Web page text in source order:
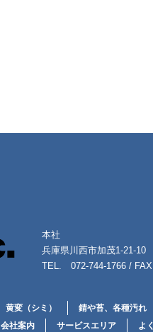
黄変（シミ） 錆や苔、各種汚れ
会社案内 サービスエリア よ
本社
兵庫県川西市加茂1-21-10
TEL. 072-744-1766 /